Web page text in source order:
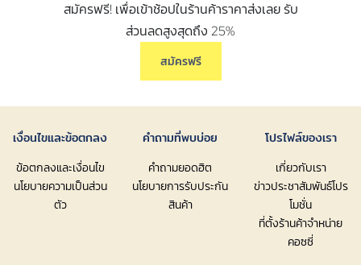
สมัครฟรี! เพื่อเข้าช้อปในร้านค้าราคาส่งเลย รับ
ส่วนลดสูงสุดถึง 25%
สมัครฟรี
เงื่อนไขและข้อตกลง
ข้อตกลงและเงื่อนไข
นโยบายความเป็นส่วน
ตัว
คำถามที่พบบ่อย
คำถามยอดฮิต
นโยบายการรับประกัน
สินค้า
โปรไฟล์ของเรา
เกี่ยวกับเรา
ข่าวประชาสัมพันธ์โปร
โมชั่น
ที่ตั้งร้านค้าจำหน่าย
คอซซี่